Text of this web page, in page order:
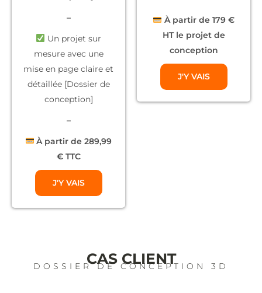
–
Un projet sur
mesureavec une
mise en page claire et
détaillée [Dossier de
conception]
–
À partir de 289,99
€ TTC
J'Y VAIS
À partir de 179 €
HT le projet de
conception
J'Y VAIS
CAS CLIENT
DOSSIER DE CONCEPTION 3D